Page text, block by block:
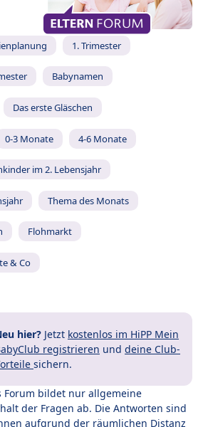
1. Trimester
Babynamen
Das erste Gläschen
0-3 Monate 4-6 Monate
im 2. Lebensjahr
Thema des Monats
Flohmarkt
& Co
hier? Jetzt kostenlos im HiPP Mein
registrieren und deine Club-
sichern.
Forum bildet nur allgemeine
der Fragen ab. Die Antworten sind
aufgrund der räumlichen Distanz